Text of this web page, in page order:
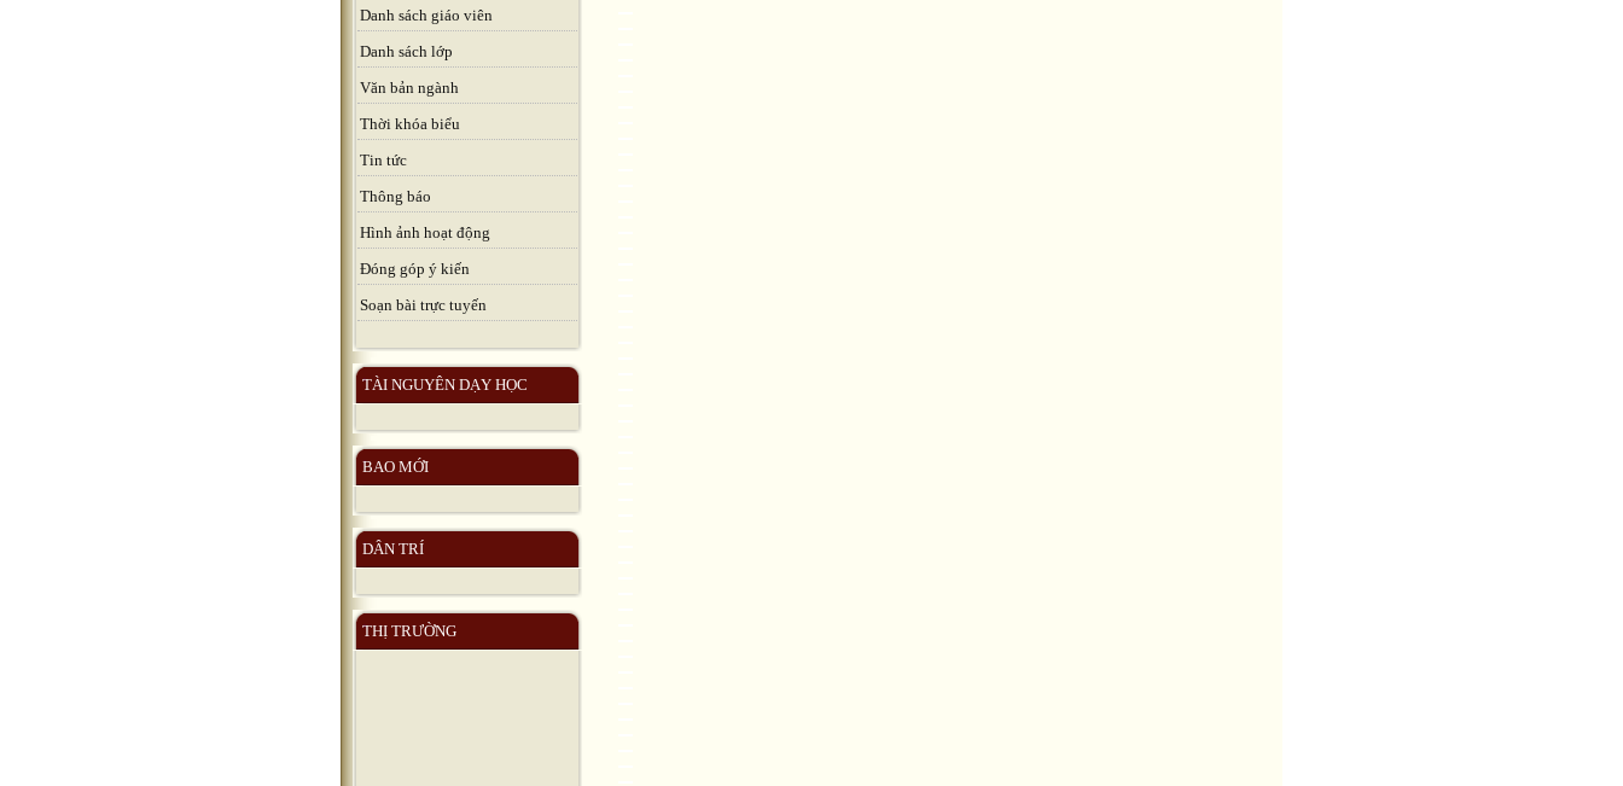
Danh sách giáo viên
Danh sách lớp
Văn bản ngành
Thời khóa biểu
Tin tức
Thông báo
Hình ảnh hoạt động
Đóng góp ý kiến
Soạn bài trực tuyến
TÀI NGUYÊN DẠY HỌC
BAO MỚI
DÂN TRÍ
THỊ TRƯỜNG